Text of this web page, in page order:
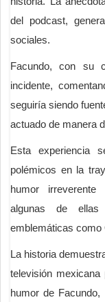
del podcast,
sociales.
Facundo, con su
incidente,
seguiría siendo
actuado de manera
Esta experiencia
polémicos en la
humor irreverente
algunas de ellas
emblemáticas como
La historia
televisión
humor de